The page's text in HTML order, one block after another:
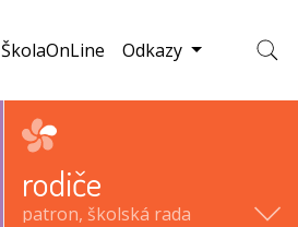
rodiče
patron, školská rada
ŠkolaOnLine Odkazy